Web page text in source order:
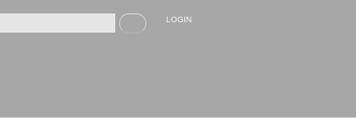
de recherche
Recherche LOGIN